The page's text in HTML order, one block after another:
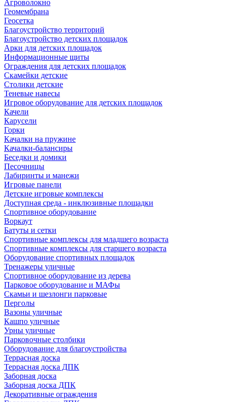
Агроволокно
Геомембрана
Геосетка
Благоустройство территорий
Благоустройство детских площадок
Арки для детских площадок
Информационные щиты
Ограждения для детских площадок
Скамейки детские
Столики детские
Теневые навесы
Игровое оборудование для детских площадок
Качели
Карусели
Горки
Качалки на пружине
Качалки-балансиры
Беседки и домики
Песочницы
Лабиринты и манежи
Игровые панели
Детские игровые комплексы
Доступная среда - инклюзивные площадки
Спортивное оборудование
Воркаут
Батуты и сетки
Спортивные комплексы для младшего возраста
Спортивные комплексы для старшего возраста
Оборудование спортивных площадок
Тренажеры уличные
Спортивное оборудование из дерева
Парковое оборудование и МАФы
Скамьи и шезлонги парковые
Перголы
Вазоны уличные
Кашпо уличные
Урны уличные
Парковочные столбики
Оборудование для благоустройства
Террасная доска
Террасная доска ДПК
Заборная доска
Заборная доска ДПК
Декоративные ограждения